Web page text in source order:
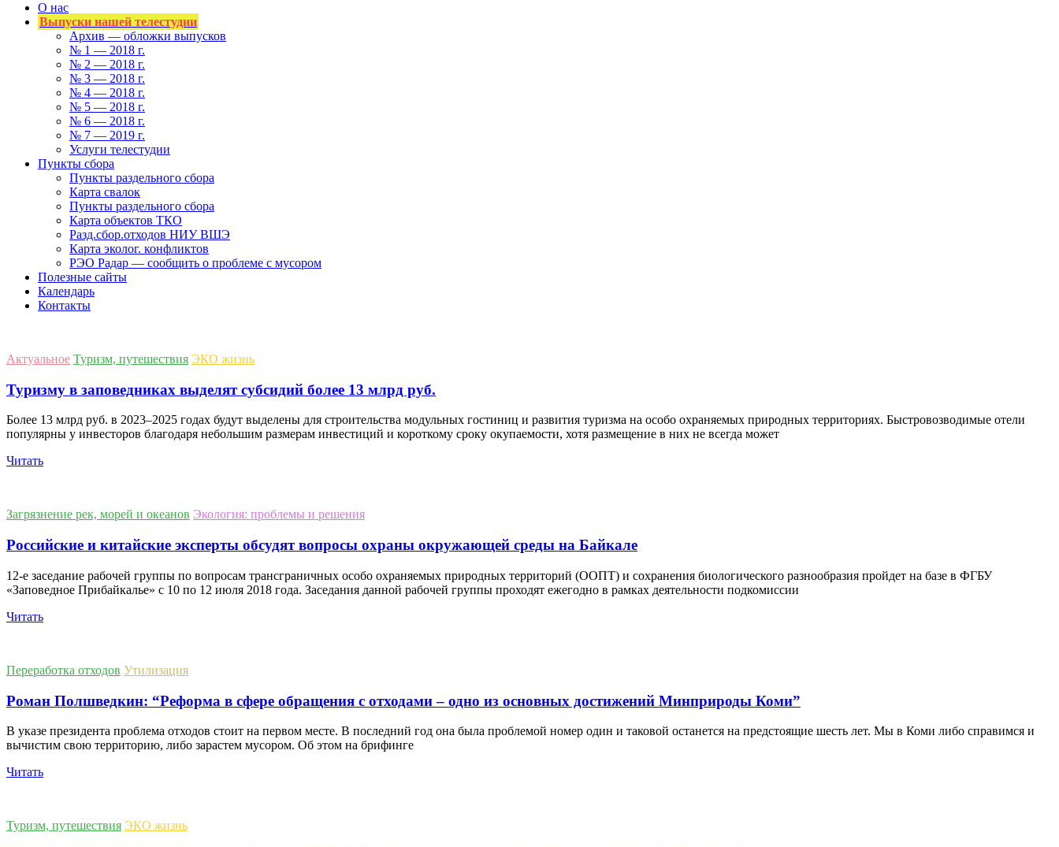
О нас
Выпуски нашей телестудии
Архив — обложки выпусков
№ 1 — 2018 г.
№ 2 — 2018 г.
№ 3 — 2018 г.
№ 4 — 2018 г.
№ 5 — 2018 г.
№ 6 — 2018 г.
№ 7 — 2019 г.
Услуги телестудии
Пункты сбора
Пункты раздельного сбора
Карта свалок
Пункты раздельного сбора
Карта объектов ТКО
Разд.сбор.отходов НИУ ВШЭ
Карта эколог. конфликтов
РЭО Радар — сообщить о проблеме с мусором
Полезные сайты
Календарь
Контакты
Актуальное Туризм, путешествия ЭКО жизнь
Туризму в заповедниках выделят субсидий более 13 млрд руб.
Более 13 млрд руб. в 2023–2025 годах будут выделены для строительства модульных гостиниц и развития туризма на особо охраняемых природных территориях. Быстровозводимые отели
популярны у инвесторов благодаря небольшим размерам инвестиций и короткому сроку окупаемости, хотя размещение в них не всегда может
Читать
Загрязнение рек, морей и океанов Экология: проблемы и решения
Российские и китайские эксперты обсудят вопросы охраны окружающей среды на Байкале
12-е заседание рабочей группы по вопросам трансграничных особо охраняемых природных территорий (ООПТ) и сохранения биологического разнообразия пройдет на базе в ФГБУ
«Заповедное Прибайкалье» с 10 по 12 июля 2018 года. Заседания данной рабочей группы проходят ежегодно в рамках деятельности подкомиссии
Читать
Переработка отходов Утилизация
Роман Полшведкин: “Реформа в сфере обращения с отходами – одно из основных достижений Минприроды Коми”
В указе президента проблема отходов стоит на первом месте. В последний год она была проблемой номер один и таковой останется на предстоящие шесть лет. Мы в Коми либо справимся и
вычистим свою территорию, либо зарастем мусором. Об этом на брифинге
Читать
Туризм, путешествия ЭКО жизнь